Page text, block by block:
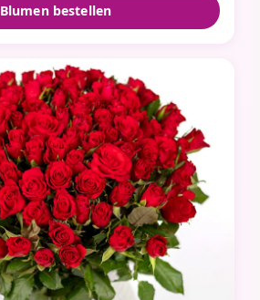
Blumen bestellen